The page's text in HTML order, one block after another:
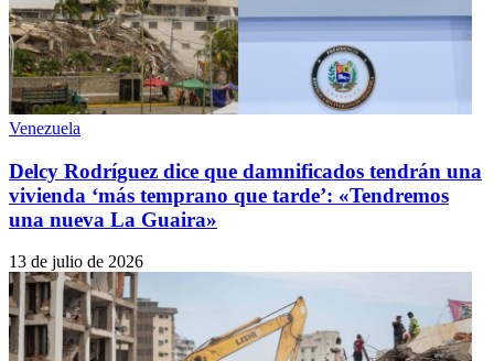
Venezuela
Delcy Rodríguez dice que damnificados tendrán una
vivienda ‘más temprano que tarde’: «Tendremos
una nueva La Guaira»
13 de julio de 2026